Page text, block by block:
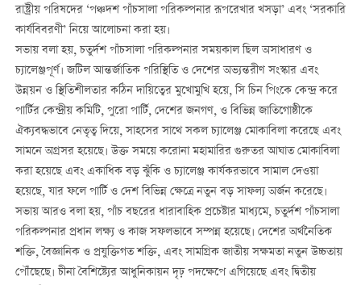
রাষ্ট্রীয় পরিষদের ‘পঞ্চদশ পাঁচসালা পরিকল্পনার রূপরেখার খসড়া’ এবং ‘সরকারি
কার্যবিবরণী’ নিয়ে আলোচনা করা হয়।
সভায় বলা হয়, চতুর্দশ পাঁচসালা পরিকল্পনার সময়কাল ছিল অসাধারণ ও
চ্যালেঞ্জপূর্ণ। জটিল আন্তর্জাতিক পরিস্থিতি ও দেশের অভ্যন্তরীণ সংস্কার এবং
উন্নয়ন ও স্থিতিশীলতার কঠিন দায়িত্বের মুখোমুখি হয়ে, সি চিন পিংকে কেন্দ্র করে
পার্টির কেন্দ্রীয় কমিটি, পুরো পার্টি, দেশের জনগণ, ও বিভিন্ন জাতিগোষ্ঠীকে
ঐক্যবদ্ধভাবে নেতৃত্ব দিয়ে, সাহসের সাথে সকল চ্যালেঞ্জ মোকাবিলা করেছে এবং
সামনে অগ্রসর হয়েছে। উক্ত সময়ে করোনা মহামারির গুরুতর আঘাত মোকাবিলা
করা হয়েছে এবং একাধিক বড় ঝুঁকি ও চ্যালেঞ্জ কার্যকরভাবে সামাল দেওয়া
হয়েছে, যার ফলে পার্টি ও দেশ বিভিন্ন ক্ষেত্রে নতুন বড় সাফল্য অর্জন করেছে।
সভায় আরও বলা হয়, পাঁচ বছরের ধারাবাহিক প্রচেষ্টার মাধ্যমে, চতুর্দশ পাঁচসালা
পরিকল্পনার প্রধান লক্ষ্য ও কাজ সফলভাবে সম্পন্ন হয়েছে। দেশের অর্থনৈতিক
শক্তি, বৈজ্ঞানিক ও প্রযুক্তিগত শক্তি, এবং সামগ্রিক জাতীয় সক্ষমতা নতুন উচ্চতায়
পৌঁছেছে। চীনা বৈশিষ্ট্যের আধুনিকায়ন দৃঢ় পদক্ষেপে এগিয়েছে এবং দ্বিতীয়